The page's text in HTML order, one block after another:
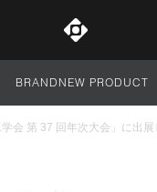
BRANDNEW PRODUCT
会 第 37 回年次大会」に出展